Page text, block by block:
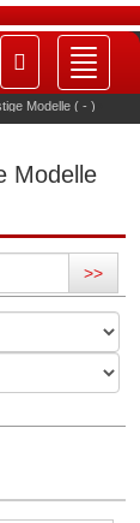
ein-/
Modelle ( - )
Modelle
>>